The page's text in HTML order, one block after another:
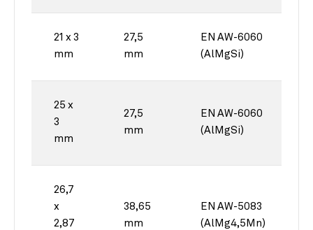
21 x 3
mm
27,5
mm
EN AW-6060
(AlMgSi)
25 x
3
mm
27,5
mm
EN AW-6060
(AlMgSi)
26,7
x
2,87
38,65
mm
EN AW-5083
(AlMg4,5Mn)